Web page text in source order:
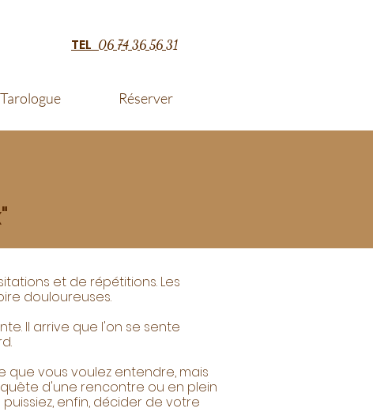
TEL 06 74 36 56 31
Tarologue Réserver
et de répétitions. Les
douloureuses.
Il arrive que l'on se sente
vous voulez entendre, mais
d'une rencontre ou en plein
enfin, décider de votre